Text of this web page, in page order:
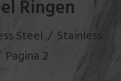
Ringen
Steel
Stainless
Pagina 2